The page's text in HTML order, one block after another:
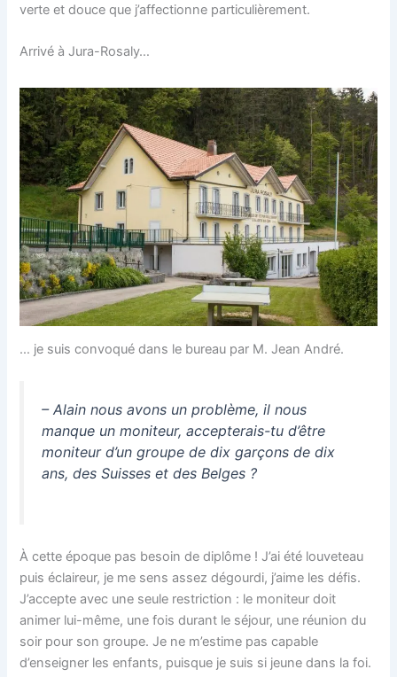
verte et douce que j’affectionne particulièrement.
Arrivé à Jura-Rosaly…
… je suis convoqué dans le bureau par M. Jean André.
– Alain nous avons un problème, il nous
manque un moniteur, accepterais-tu d’être
moniteur d’un groupe de dix garçons de dix
ans, des Suisses et des Belges ?
À cette époque pas besoin de diplôme ! J’ai été louveteau
puis éclaireur, je me sens assez dégourdi, j’aime les défis.
J’accepte avec une seule restriction : le moniteur doit
animer lui-même, une fois durant le séjour, une réunion du
soir pour son groupe. Je ne m’estime pas capable
d’enseigner les enfants, puisque je suis si jeune dans la foi.